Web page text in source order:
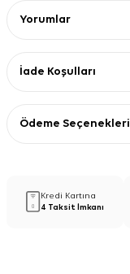
Yorumlar
İade Koşulları
Ödeme Seçenekleri
Kredi Kartına
4 Taksit İmkanı